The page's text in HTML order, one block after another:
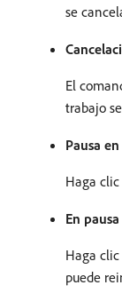
se
El
trabajo
Pausa
Haga
En pausa
Haga
puede